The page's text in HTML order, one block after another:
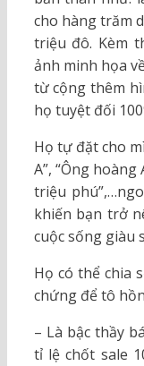
cho hàng trăm
triệu đô. Kèm
ảnh minh họa
từ cộng thêm
họ tuyệt đối
Họ tự đặt cho
A”, “Ông
triệu
khiến bạn trở
cuộc sống giàu
Họ có thể chia
chứng để tô
– Là bậc thầy
tỉ lệ chốt sale